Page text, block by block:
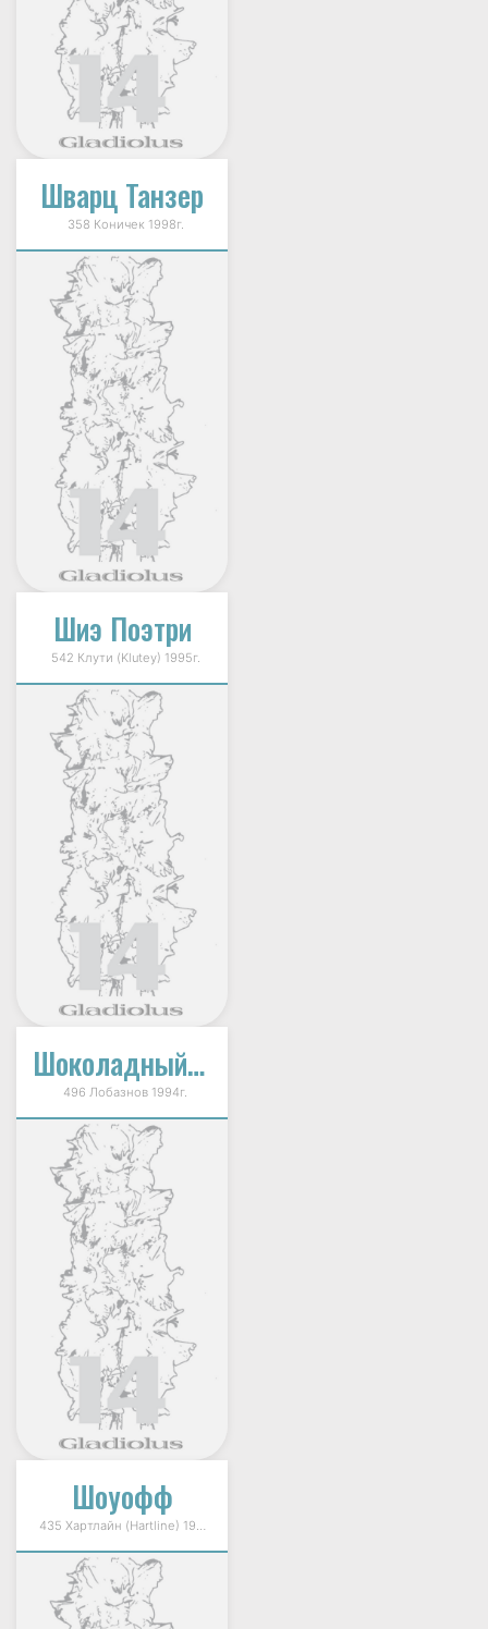
Шварц Танзер
358 Коничек 1998г.
Шиэ Поэтри
542 Клути (Klutey) 1995г.
Шоколадный Крем
496 Лобазнов 1994г.
Шоуофф
435 Хартлайн (Hartline) 1999г.